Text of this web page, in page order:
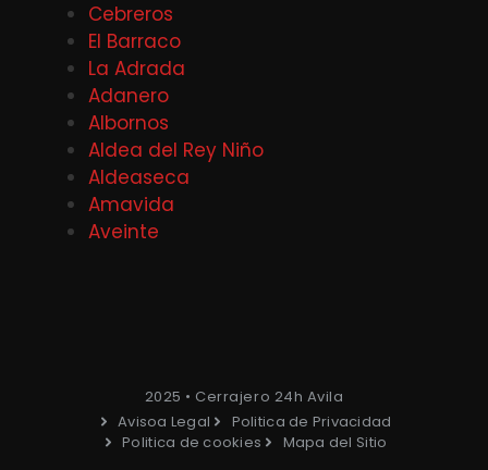
Cebreros
El Barraco
La Adrada
Adanero
Albornos
Aldea del Rey Niño
Aldeaseca
Amavida
Aveinte
2025 • Cerrajero 24h Avila
Avisoa Legal
Politica de Privacidad
Politica de cookies
Mapa del Sitio